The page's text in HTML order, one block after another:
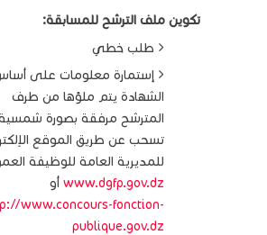
تكوين ملف الترشح للمسابقة:
طلب خطي
إستمارة معلومات على
الشهادة يتم ملؤها من طرف
المترشح مرفقة بصورة
تسحب عن طريق الموقع
للمديرية العامة للوظيفة
www.dgfp.gov.dz أو
www.concours-fonction-
publique.gov.dz